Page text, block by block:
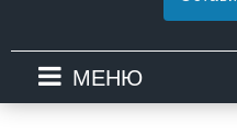
МЕНЮ